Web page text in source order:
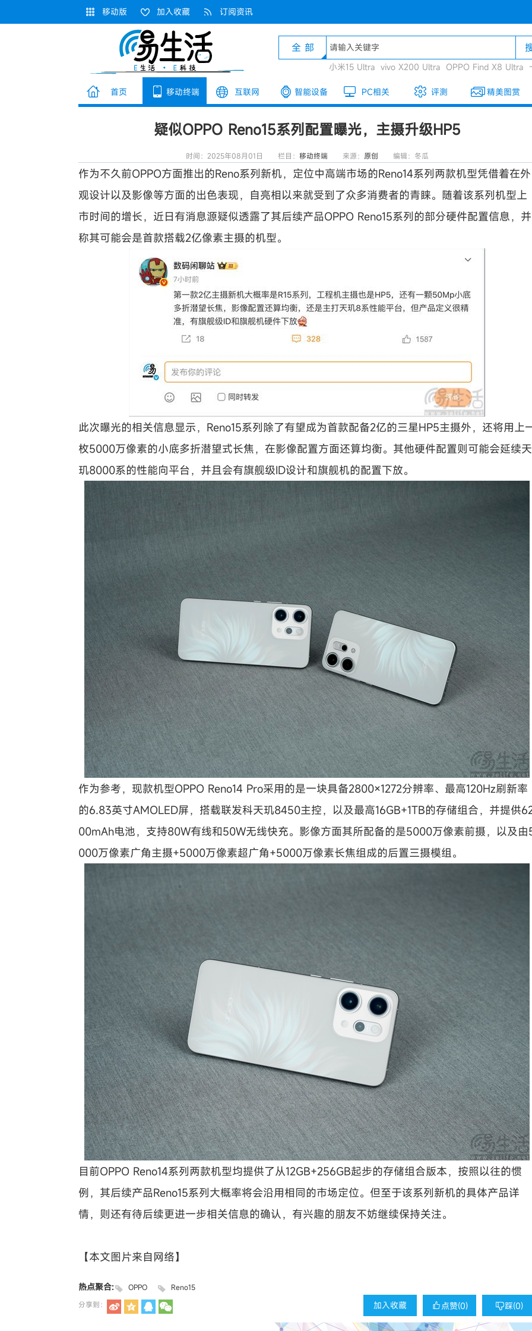
移动版 加入收藏 订阅资讯
全 部
小米15 Ultra vivo X200 Ultra OPPO Find X8 Ultra
首页 移动终端 互联网 智能设备 PC相关 评测 精美图赏
疑似OPPO Reno15系列配置曝光，主摄升级HP5
时间：2025年08月01日 栏目： 移动终端 来源： 原创 编辑：冬瓜
作为不久前OPPO方面推出的Reno系列新机，定位中高端市场的Reno14系列两款机型凭借着在外
观设计以及影像等方面的出色表现，自亮相以来就受到了众多消费者的青睐。随着该系列机型上
市时间的增长，近日有消息源疑似透露了其后续产品OPPO Reno15系列的部分硬件配置信息，并
称其可能会是首款搭载2亿像素主摄的机型。
此次曝光的相关信息显示， Reno15系列除了有望成为首款配备2亿的三星HP5主摄外，还将用上
枚5000万像素的小底多折潜望式长焦，在影像配置方面还算均衡。其他硬件配置则可能会延续天
玑8000系的性能向平台，并且会有旗舰级ID设计和旗舰机的配置下放。
作为参考，现款机型OPPO Reno14 Pro采用的是一块具备2800×1272分辨率、最高120Hz刷新率
的6.83英寸AMOLED屏，搭载联发科天玑8450主控，以及最高16GB+1TB的存储组合，并提供
00mAh电池，支持80W有线和50W无线快充。影像方面其所配备的是5000万像素前摄，以及由
000万像素广角主摄+5000万像素超广角+5000万像素长焦组成的后置三摄模组。
目前OPPO Reno14系列两款机型均提供了从12GB+256GB起步的存储组合版本，按照以往的惯
例，其后续产品Reno15系列大概率将会沿用相同的市场定位。但至于该系列新机的具体产品详
情，则还有待后续更进一步相关信息的确认，有兴趣的朋友不妨继续保持关注。
【本文图片来自网络】
热点聚合: OPPO
Reno15
分享到：
加入收藏 点赞(0) 踩(0)